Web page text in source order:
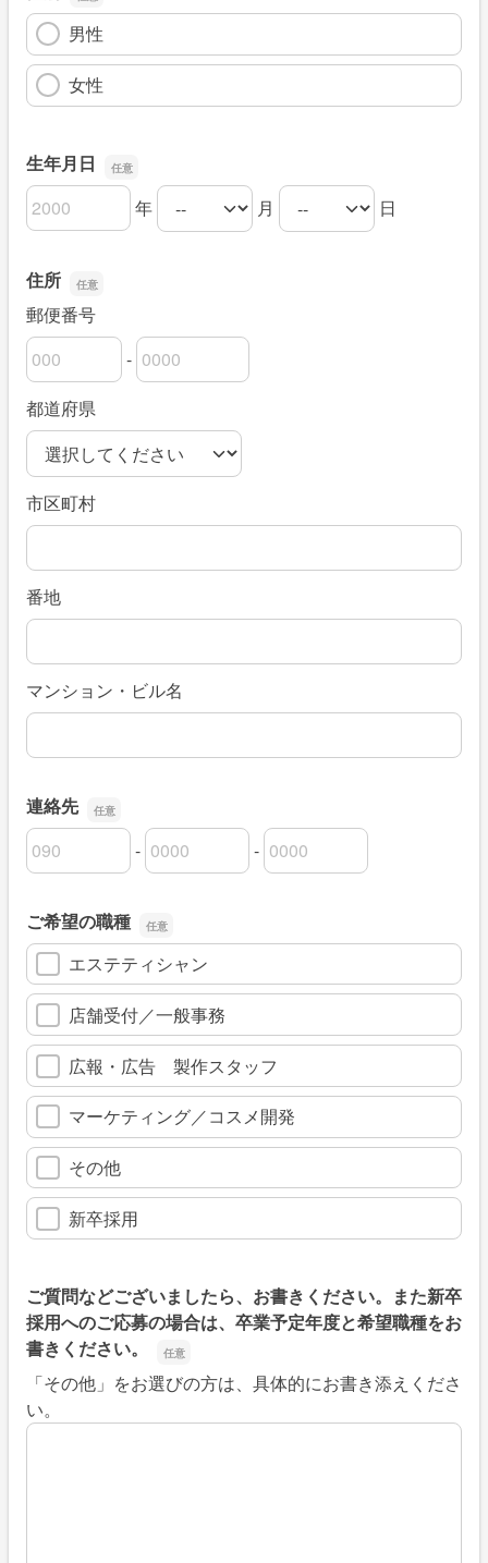
男性
女性
生年月日
生年月日の年 年
生年月日の月 月
生年月日の日 日
住所
郵便番号
郵便番号の上3桁
-
郵便番号の下4桁
都道府県
市区町村
番地
マンション・ビル名
連絡先
連絡先の市外局番
-
連絡先の市内局番 -
連絡先の加入者番号
ご希望の職種
エステティシャン
店舗受付／一般事務
広報・広告 製作スタッフ
マーケティング／コスメ開発
その他
新卒採用
ご質問などございましたら、お書きください。また新卒
採用へのご応募の場合は、卒業予定年度と希望職種をお
書きください。
「その他」をお選びの方は、具体的にお書き添えくださ
い。